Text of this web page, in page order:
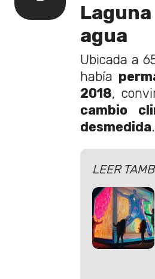
agua
Ubicada a
había
2018,
cambio
desmedida.
LEER